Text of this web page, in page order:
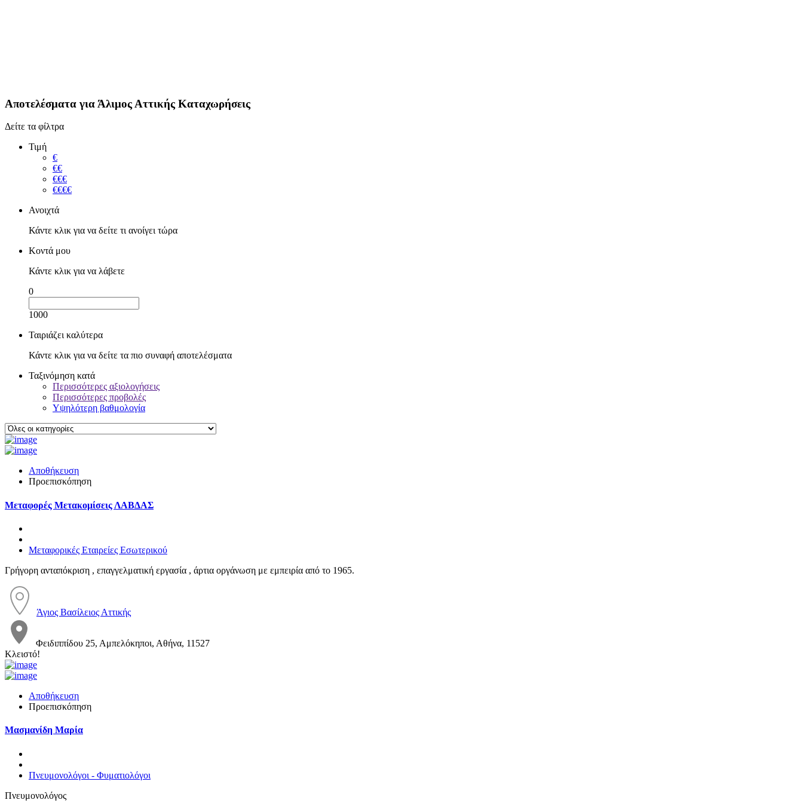
Αποτελέσματα για Άλιμος Αττικής Καταχωρήσεις
Δείτε τα φίλτρα
Τιμή
€
€€
€€€
€€€€
Ανοιχτά
Κάντε κλικ για να δείτε τι ανοίγει τώρα
Κοντά μου
Κάντε κλικ για να λάβετε
0
1000
Ταιριάζει καλύτερα
Κάντε κλικ για να δείτε τα πιο συναφή αποτελέσματα
Ταξινόμηση κατά
Περισσότερες αξιολογήσεις
Περισσότερες προβολές
Υψηλότερη βαθμολογία
Αποθήκευση
Προεπισκόπηση
Μεταφορές Μετακομίσεις ΛΑΒΔΑΣ
Μεταφορικές Εταιρείες Εσωτερικού
Γρήγορη ανταπόκριση , επαγγελματική εργασία , άρτια οργάνωση με εμπειρία από το 1965.
Άγιος Βασίλειος Αττικής
Φειδιππίδου 25, Αμπελόκηποι, Αθήνα, 11527
Κλειστό!
Αποθήκευση
Προεπισκόπηση
Μασμανίδη Μαρία
Πνευμονολόγοι - Φυματιολόγοι
Πνευμονολόγος